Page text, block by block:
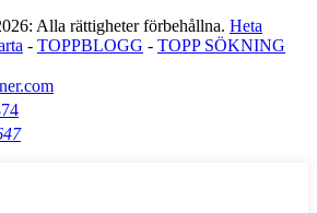
Alla rättigheter förbehållna. Heta
- TOPPBLOGG - TOPP SÖKNING